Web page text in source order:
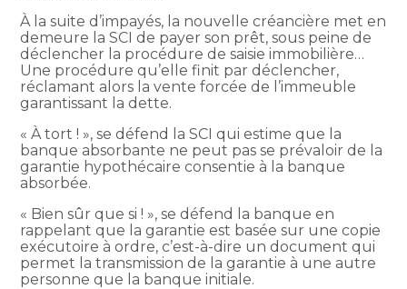
À la suite d’impayés, la nouvelle créancière met en
demeure la SCI de payer son prêt, sous peine de
déclencher la procédure de saisie immobilière…
Une procédure qu’elle finit par déclencher,
réclamant alors la vente forcée de l’immeuble
garantissant la dette.
« À tort ! », se défend la SCI qui estime que la
banque absorbante ne peut pas se prévaloir de la
garantie hypothécaire consentie à la banque
absorbée.
« Bien sûr que si ! », se défend la banque en
rappelant que la garantie est basée sur une copie
exécutoire à ordre, c’est-à-dire un document qui
permet la transmission de la garantie à une autre
personne que la banque initiale.